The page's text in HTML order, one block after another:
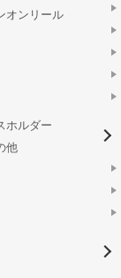
オンリール
ホルダー
他